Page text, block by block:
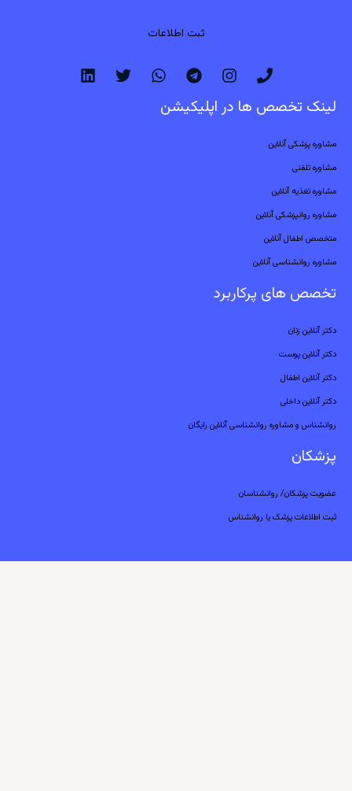
ثبت اطلاعات
لینک تخصص ها در اپلیکیشن
مشاوره پزشکی آنلاین
مشاوره تلفنی
مشاوره تغذیه آنلاین
مشاوره روانپزشکی آنلاین
متخصص اطفال آنلاین
مشاوره روانشناسی آنلاین
تخصص های پرکاربرد
دکتر آنلاین زنان
دکتر آنلاین پوست
دکتر آنلاین اطفال
دکتر آنلاین داخلی
روانشناس و مشاوره روانشناسی آنلاین رایگان
پزشکان
عضویت پزشکان/ روانشناسان
ثبت اطلاعات پزشک یا روانشناس